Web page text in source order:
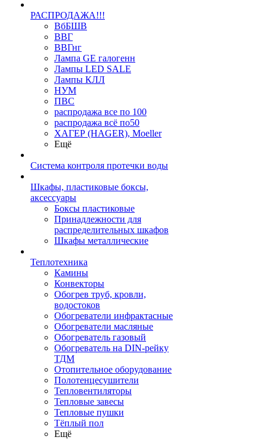
РАСПРОДАЖА!!!
ВбБШВ
ВВГ
ВВГнг
Лампа GE галогенн
Лампы LED SALE
Лампы КЛЛ
НУМ
ПВС
распродажа все по 100
распродажа всё по50
ХАГЕР (HAGER), Moeller
Ещё
Система контроля протечки воды
Шкафы, пластиковые боксы,
аксессуары
Боксы пластиковые
Принадлежности для
распределительных шкафов
Шкафы металлические
Теплотехника
Камины
Конвекторы
Обогрев труб, кровли,
водостоков
Обогреватели инфрактасные
Обогреватели масляные
Обогреватель газовый
Обогреватель на DIN-рейку
ТДМ
Отопительное оборудование
Полотенцесушители
Тепловентиляторы
Тепловые завесы
Тепловые пушки
Тёплый пол
Ещё